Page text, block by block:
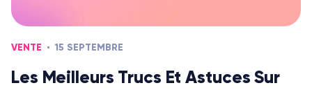
VENTE 15 SEPTEMBRE
Les Meilleurs Trucs Et Astuces Sur